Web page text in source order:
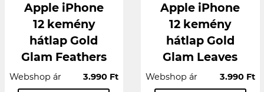
Apple iPhone
12 kemény
hátlap Gold
Glam Feathers
Webshop ár 3.990 Ft
Apple iPhone
12 kemény
hátlap Gold
Glam Leaves
Webshop ár 3.990 Ft